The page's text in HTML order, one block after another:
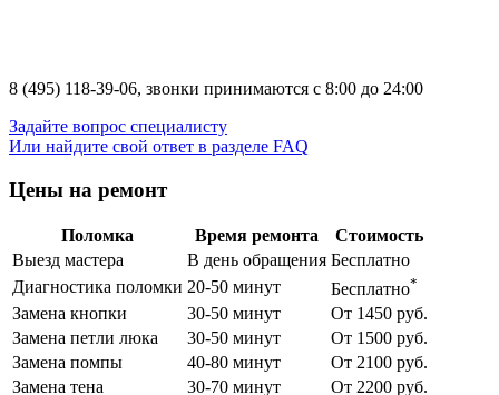
8 (495) 118-39-06, звонки принимаются с 8:00 до 24:00
Задайте вопрос специалисту
Или найдите свой ответ в разделе FAQ
Цены на ремонт
Поломка Время ремонта
Стоимость
Выезд мастера
В день обращения Бесплатно
Диагностика поломки 20-50 минут Бесплатно*
Замена кнопки 30-50 минут
От 1450 руб.
Замена петли люка
30-50 минут
От 1500 руб.
Замена помпы
40-80 минут
От 2100 руб.
Замена тена
30-70 минут
От 2200 руб.